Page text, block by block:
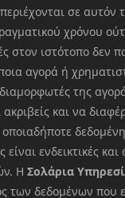
σε αυτόν
χρόνου
στον ιστότοπο δεν
αγορά ή
της
και να
είναι ενδεικτικές
Η Σολάρια
των δεδομένων που